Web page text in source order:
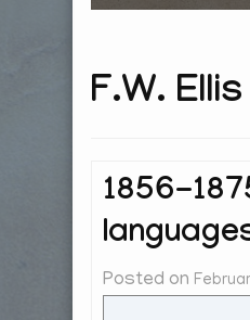
F.W. Ellis
1856-
Posted on